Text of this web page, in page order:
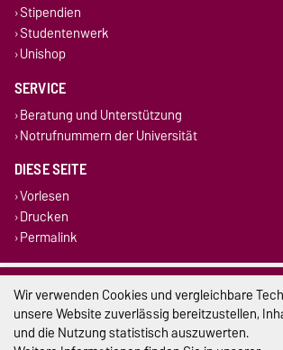
Stipendien
Studentenwerk
Unishop
SERVICE
Beratung und Unterstützung
Notrufnummern der Universität
DIESE SEITE
Vorlesen
Drucken
Permalink
Impressum
Datenschutz
Wir verwenden Cookies und vergleichbare
unsere Website zuverlässig bereitzustellen,
und die Nutzung statistisch auszuwerten.